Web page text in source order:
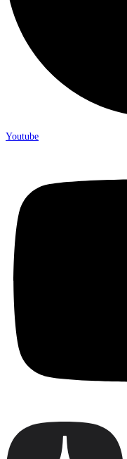
Youtube